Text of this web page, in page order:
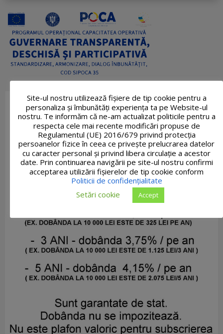
Site-ul nostru utilizează fişiere de tip cookie pentru a
personaliza și îmbunătăți experiența ta pe Website-ul
nostru. Te informăm că ne-am actualizat politicile pentru a
respecta cele mai recente modificări propuse de
Regulamentul (UE) 2016/679 privind protecția
persoanelor fizice în ceea ce privește prelucrarea datelor
cu caracter personal și privind libera circulație a acestor
date. Prin continuarea navigării pe site-ul nostru confirmi
acceptarea utilizării fişierelor de tip cookie conform
Politicii de confidențialitate
Setări cookie
Accept